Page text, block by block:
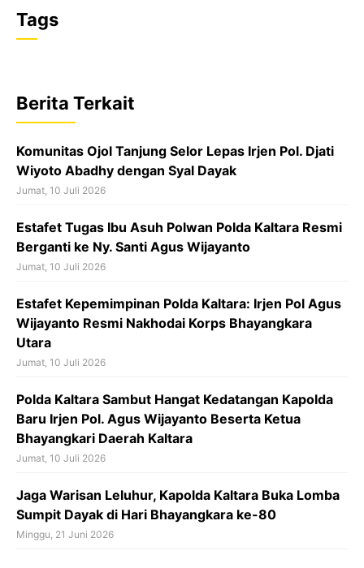
a
c
b
o
o
k
s
A
p
p
a
d
s
Tags
Berita Terkait
Komunitas Ojol Tanjung Selor Lepas Irjen Pol. Djati
Wiyoto Abadhy dengan Syal Dayak
Jumat, 10 Juli 2026
Estafet Tugas Ibu Asuh Polwan Polda Kaltara Resmi
Berganti ke Ny. Santi Agus Wijayanto
Jumat, 10 Juli 2026
Estafet Kepemimpinan Polda Kaltara: Irjen Pol Agus
Wijayanto Resmi Nakhodai Korps Bhayangkara
Utara
Jumat, 10 Juli 2026
Polda Kaltara Sambut Hangat Kedatangan Kapolda
Baru Irjen Pol. Agus Wijayanto Beserta Ketua
Bhayangkari Daerah Kaltara
Jumat, 10 Juli 2026
Jaga Warisan Leluhur, Kapolda Kaltara Buka Lomba
Sumpit Dayak di Hari Bhayangkara ke-80
Minggu, 21 Juni 2026